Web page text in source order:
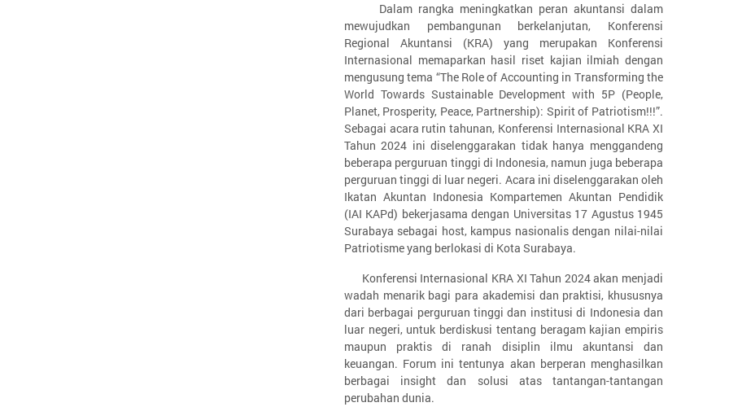
Dalam rangka meningkatkan peran akuntansi dalam
mewujudkan pembangunan berkelanjutan, Konferensi
Regional Akuntansi (KRA) yang merupakan Konferensi
Internasional memaparkan hasil riset kajian ilmiah dengan
mengusung tema “The Role of Accounting in Transforming the
World Towards Sustainable Development with 5P (People,
Planet, Prosperity, Peace, Partnership): Spirit of Patriotism!!!”.
Sebagai acara rutin tahunan, Konferensi Internasional KRA XI
Tahun 2024 ini diselenggarakan tidak hanya menggandeng
beberapa perguruan tinggi di Indonesia, namun juga beberapa
perguruan tinggi di luar negeri. Acara ini diselenggarakan oleh
Ikatan Akuntan Indonesia Kompartemen Akuntan Pendidik
(IAI KAPd) bekerjasama dengan Universitas 17 Agustus 1945
Surabaya sebagai host, kampus nasionalis dengan nilai-nilai
Patriotisme yang berlokasi di Kota Surabaya.
Konferensi Internasional KRA XI Tahun 2024 akan menjadi
wadah menarik bagi para akademisi dan praktisi, khususnya
dari berbagai perguruan tinggi dan institusi di Indonesia dan
luar negeri, untuk berdiskusi tentang beragam kajian empiris
maupun praktis di ranah disiplin ilmu akuntansi dan
keuangan. Forum ini tentunya akan berperan menghasilkan
berbagai insight dan solusi atas tantangan-tantangan
perubahan dunia.